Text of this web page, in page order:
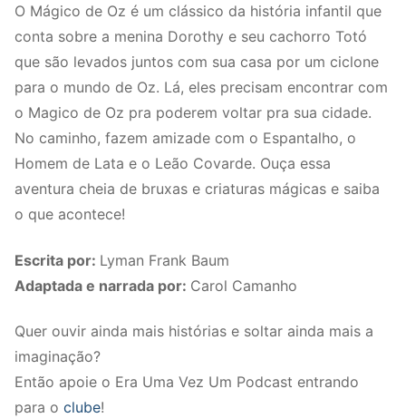
O Mágico de Oz é um clássico da história infantil que
conta sobre a menina Dorothy e seu cachorro Totó
que são levados juntos com sua casa por um ciclone
para o mundo de Oz. Lá, eles precisam encontrar com
o Magico de Oz pra poderem voltar pra sua cidade.
No caminho, fazem amizade com o Espantalho, o
Homem de Lata e o Leão Covarde. Ouça essa
aventura cheia de bruxas e criaturas mágicas e saiba
o que acontece!
Escrita por: Lyman Frank Baum
Adaptada e narrada por: Carol Camanho
Quer ouvir ainda mais histórias e soltar ainda mais a
imaginação?
Então apoie o Era Uma Vez Um Podcast entrando
para o clube!